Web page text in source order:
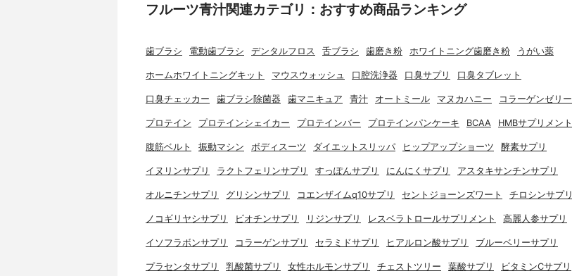
フルーツ青汁関連カテゴリ：おすすめ商品ランキング
歯ブラシ 電動歯ブラシ デンタルフロス 舌ブラシ 歯磨き粉 ホワイトニング歯磨き粉 うがい薬
ホームホワイトニングキット マウスウォッシュ 口腔洗浄器 口臭サプリ 口臭タブレット
口臭チェッカー 歯ブラシ除菌器 歯マニキュア 青汁 オートミール マヌカハニー コラーゲンゼリー
プロテイン プロテインシェイカー プロテインバー プロテインパンケーキ BCAA HMBサプリメント
腹筋ベルト 振動マシン ボディスーツ ダイエットスリッパ ヒップアップショーツ 酵素サプリ
イヌリンサプリ ラクトフェリンサプリ すっぽんサプリ にんにくサプリ アスタキサンチンサプリ
オルニチンサプリ グリシンサプリ コエンザイムq10サプリ セントジョーンズワート チロシンサプリ
ノコギリヤシサプリ ビオチンサプリ リジンサプリ レスベラトロールサプリメント 高麗人参サプリ
イソフラボンサプリ コラーゲンサプリ セラミドサプリ ヒアルロン酸サプリ ブルーベリーサプリ
プラセンタサプリ 乳酸菌サプリ 女性ホルモンサプリ チェストツリー 葉酸サプリ ビタミンCサプリ